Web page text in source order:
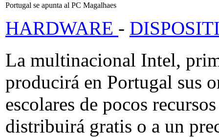
Portugal se apunta al PC Magalhaes
HARDWARE -
La multinacional Intel,
producirá en Portugal sus
escolares de pocos
distribuirá gratis o a un